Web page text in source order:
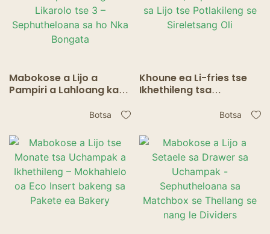
Mabokose a Lijo a
Pampiri a Lahloang ka
Uchampak a nang le
Sephutheloana sa ho
Nka Bongata
Botsa
Khoune ea Li-fries tse
Ikhethileng tsa
Sireletsang Tikoloho,
tse Potlakileng se
Sireletsang Oli
Botsa